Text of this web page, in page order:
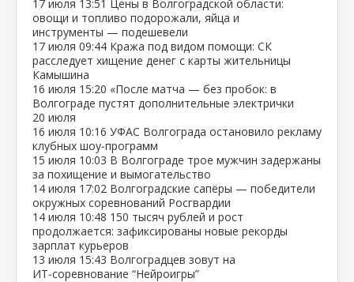
17 июля 13:51 Цены в Волгоградской области:
овощи и топливо подорожали, яйца и
инструменты — подешевели
17 июля 09:44 Кража под видом помощи: СК
расследует хищение денег с карты жительницы
Камышина
16 июля 15:20 «После матча — без пробок: в
Волгограде пустят дополнительные электрички
20 июля
16 июля 10:16 УФАС Волгограда остановило рекламу
клубных шоу‑программ
15 июля 10:03 В Волгограде трое мужчин задержаны
за похищение и вымогательство
14 июля 17:02 Волгоградские сапёры — победители
окружных соревнований Росгвардии
14 июля 10:48 150 тысяч рублей и рост
продолжается: зафиксированы новые рекорды
зарплат курьеров
13 июля 15:43 Волгоградцев зовут на
ИТ‑соревнование “Нейроигры”